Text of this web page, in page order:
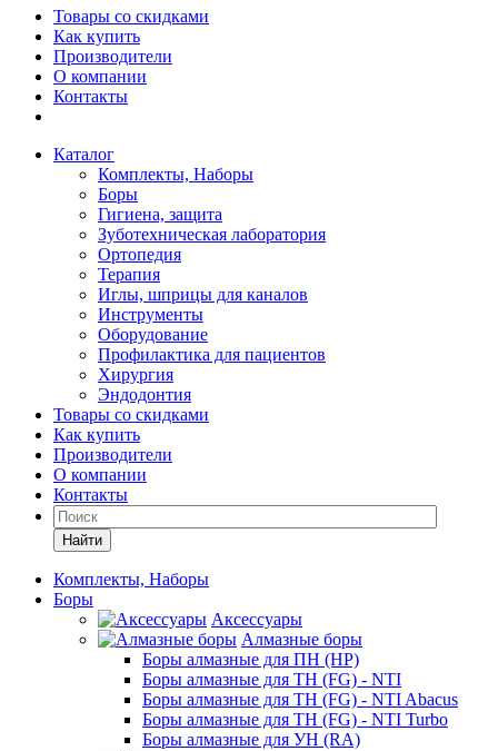
Товары со скидками
Как купить
Производители
О компании
Контакты
Каталог
Комплекты, Наборы
Боры
Гигиена, защита
Зуботехническая лаборатория
Ортопедия
Терапия
Иглы, шприцы для каналов
Инструменты
Оборудование
Профилактика для пациентов
Хирургия
Эндодонтия
Товары со скидками
Как купить
Производители
О компании
Контакты
Найти
Комплекты, Наборы
Боры
Аксессуары
Алмазные боры
Боры алмазные для ПН (HP)
Боры алмазные для ТН (FG) - NTI
Боры алмазные для ТН (FG) - NTI Abacus
Боры алмазные для ТН (FG) - NTI Turbo
Боры алмазные для УН (RA)